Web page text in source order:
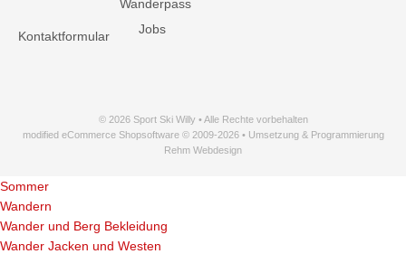
Kontaktformular
Wanderpass
Jobs
© 2026 Sport Ski Willy • Alle Rechte vorbehalten
modified eCommerce Shopsoftware © 2009-2026 • Umsetzung & Programmierung
Rehm Webdesign
Sommer
Wandern
Wander und Berg Bekleidung
Wander Jacken und Westen